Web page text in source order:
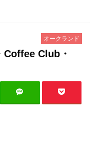
オークランド
Coffee Club・